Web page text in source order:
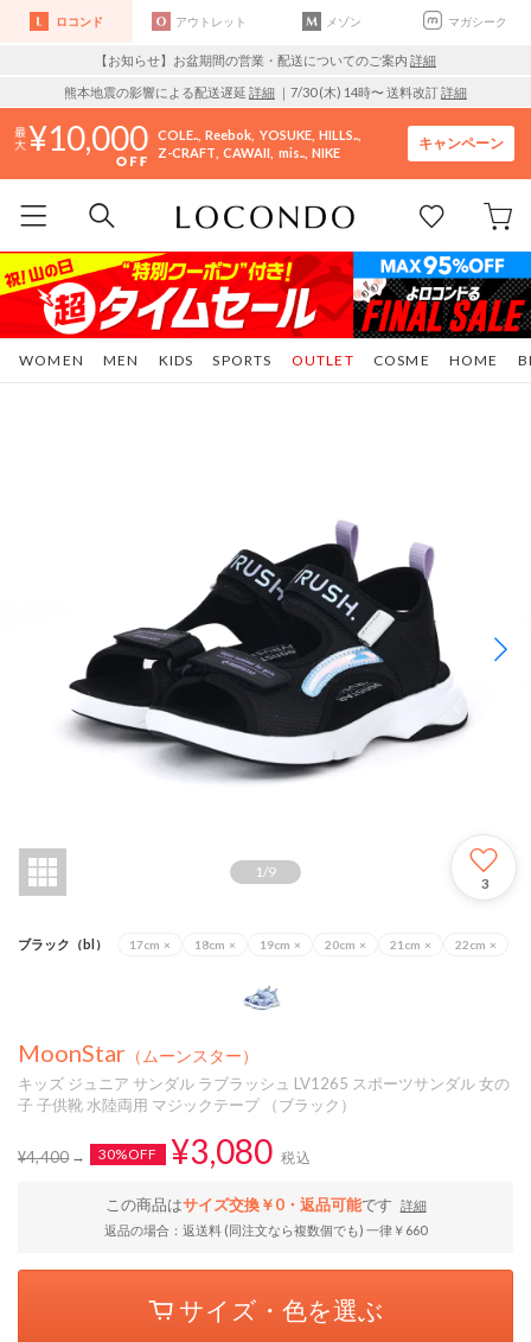
ロコンド アウトレット メゾン マガシーク
【お知らせ】お盆期間の営業・配送についてのご案内 詳細
熊本地震の影響による配送遅延 詳細 ｜7/30 (木) 14時〜 送料改訂詳細
10,000 COLE.. Reebok YOSUKE HILLS..
Z-CRAFT CAWAII mis.. NIKE
キャンペーン
WOMEN MEN KIDS SPORTS COSME HOME
OUTLET
1 /9
3
ブラック（bl） 17cm × 18cm × 19cm × 20cm × 21cm × 22cm ×
MoonStar （ムーンスター）
キッズ ジュニア サンダル ラブラッシュ LV1265 スポーツサンダル 女の
子 子供靴 水陸両用 マジックテープ （ブラック）
¥4,400 30%OFF ¥3,080 税込
この商品はサイズ交換￥0・返品可能です
詳細
返品の場合：返送料 (同注文なら複数個でも) 一律￥660
サイズ・色を選ぶ